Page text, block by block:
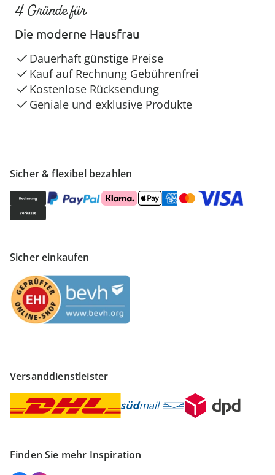
Sicher & flexibel bezahlen
Sicher einkaufen
Versanddienstleister
Finden Sie mehr Inspiration
4 Gründe für
Die moderne Hausfrau
Dauerhaft günstige Preise
Kauf auf Rechnung Gebührenfrei
Kostenlose Rücksendung
Geniale und exklusive Produkte